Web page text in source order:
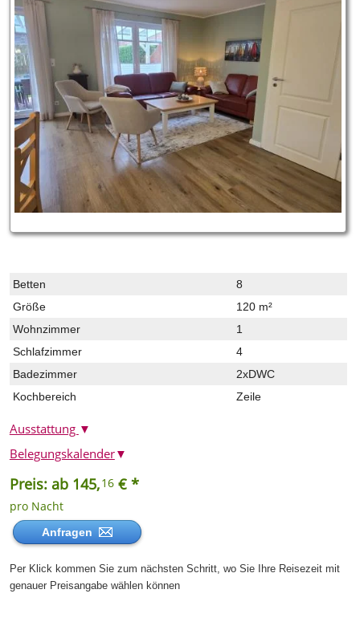
Betten
8
Größe
120 m²
Wohnzimmer
1
Schlafzimmer
4
Badezimmer
2xDWC
Kochbereich
Zeile
Ausstattung ▼
Preis: ab 145,16€ *
pro Nacht
Anfragen
Per Klick kommen Sie zum nächsten Schritt, wo Sie Ihre Reisezeit mit
genauer Preisangabe wählen können
Belegungskalender▼